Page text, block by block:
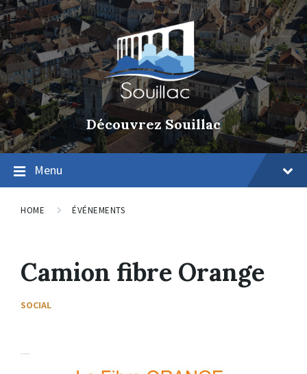
Découvrez Souillac
Menu
HOME ÉVÉNEMENTS
Camion fibre Orange
SOCIAL